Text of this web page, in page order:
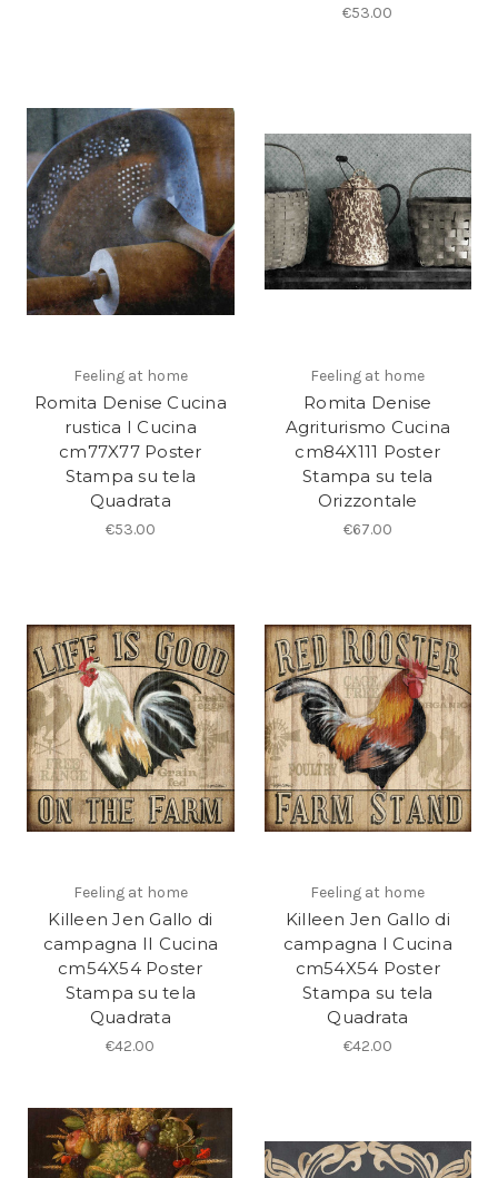
€53.00
Feeling at home
Romita Denise Cucina
rustica I Cucina
cm77X77 Poster
Stampa su tela
Quadrata
€53.00
Feeling at home
Romita Denise
Agriturismo Cucina
cm84X111 Poster
Stampa su tela
Orizzontale
€67.00
Feeling at home
Killeen Jen Gallo di
campagna II Cucina
cm54X54 Poster
Stampa su tela
Quadrata
€42.00
Feeling at home
Killeen Jen Gallo di
campagna I Cucina
cm54X54 Poster
Stampa su tela
Quadrata
€42.00